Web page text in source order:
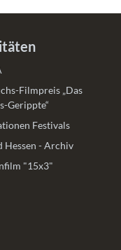
Filmpreis „Das
Gerippte“
Festivals
Hessen - Archiv
"15x3"